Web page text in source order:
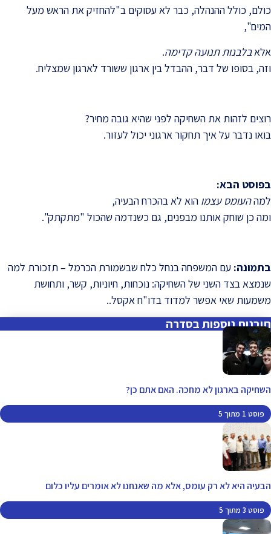
כולם, כולל ההנהלה, כבר לא עסוקים ב"להחזיק את הראש מעל
המים",
אלאבלבנות תנועה קדימה.
וזה, בסופו של דבר, ההבדל בין ארגון ששורד לארגון שמצליח.
רוצים לזהות את השחיקה לפני שהיא גובה מחיר?
בואו נדבר על איך תחקור ארגוני יכול לעזור.
בפוסט הבא:
למההעומס עצמו הוא לא בהכרח הבעיה,
ומה כן שוחק אותנו מבפנים, גם כשנדמה שהכול "מתקתק".
בתמונה: עם המשפחה בנחל כלח שבשמורת הכרמל – תזכורת למה
שנמצא בצד השני של השחיקה: נוכחות, חיוניות, קשר, ותחושת
משמעות שאי אפשר למדוד בדו"ח אקסל..
תובנות נוספות בסדרה
השחיקה בארגון לא מחכה. האם אתם כן?
פוסט 1 מתוך 5
הבעיה היא לא רק עומס, אלא מה שאנחנו לא אומרים עליו כלום
פוסט 3 מתוך 5